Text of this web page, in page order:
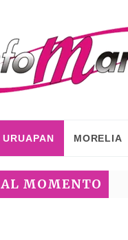
URUAPAN MORELIA
AL MOMENTO